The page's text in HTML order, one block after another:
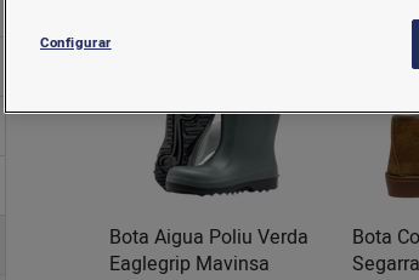
Bota Aigua Poliu Verda
Eaglegrip Mavinsa
Bota
Segarra
Configurar